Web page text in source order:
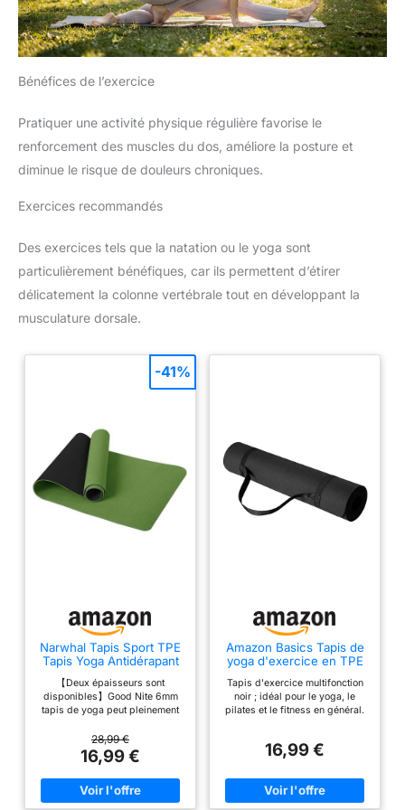
Bénéfices de l’exercice
Pratiquer une activité physique régulière favorise le
renforcement des muscles du dos, améliore la posture et
diminue le risque de douleurs chroniques.
Exercices recommandés
Des exercices tels que la natation ou le yoga sont
particulièrement bénéfiques, car ils permettent d’étirer
délicatement la colonne vertébrale tout en développant la
musculature dorsale.
Narwhal Tapis Sport TPE
Tapis Yoga Antidérapant
【Deux épaisseurs sont
disponibles】Good Nite 6mm
tapis de yoga peut pleinement
750g. 10mm tapis de yoga plus
épais vit dans la zone des
articulations et pèse 1200g. Les
deux couches conviennent pour
le Pilates, le Hiit, le Yoga, le
Body et d'autres sports 【TPE
28,99 €
16,99 €
-41%
Amazon Basics Tapis de
yoga d'exercice en TPE
avec sangle de transport,
Noir
Tapis d'exercice multifonction
noir ; idéal pour le yoga, le
pilates et le fitness en général.
de 6,35 mm offrant un soutien
absorption des chocs. Matériau
TPE durable avec élasticité
élastique Sangle de transport
16,99 €